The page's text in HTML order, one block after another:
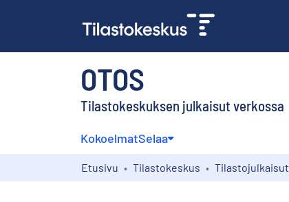
OTOS
Tilastokeskuksen julkaisut verkossa
KokoelmatSelaa
Etusivu Tilastokeskus Tilastojulkaisut